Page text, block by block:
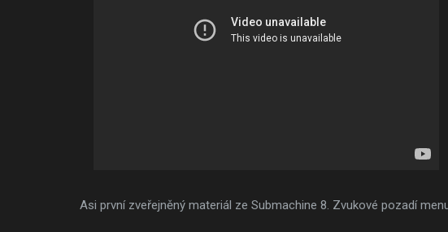
Asi první zveřejněný materiál ze Submachine 8. Zvukové pozadí